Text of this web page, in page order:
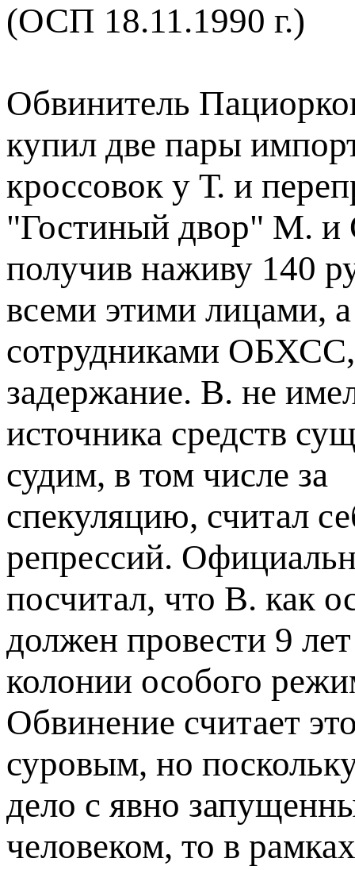
(ОСП 18.11.1990 г.)
Обвинитель
купил две пары
кроссовок у Т. и
"Гостиный двор" М. и
получив наживу 140
всеми этими лицами,
сотрудниками
задержание. В. не
источника средств
судим, в том числе за
спекуляцию, считал
репрессий.
посчитал, что В. как
должен провести 9
колонии особого
Обвинение считает
суровым, но
дело с явно
человеком, то в